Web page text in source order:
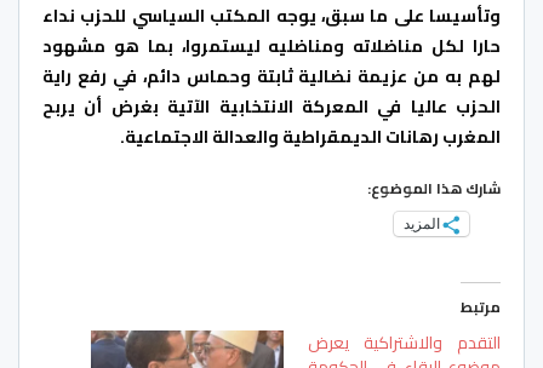
وتأسيسا على ما سبق، يوجه المكتب السياسي للحزب نداء
حارا لكل مناضلاته ومناضليه ليستمروا، بما هو مشهود
لهم به من عزيمة نضالية ثابتة وحماس دائم، في رفع راية
الحزب عاليا في المعركة الانتخابية الآتية بغرض أن يربح
المغرب رهانات الديمقراطية والعدالة الاجتماعية.
شارك هذا الموضوع:
المزيد
مرتبط
التقدم والاشتراكية يعرض